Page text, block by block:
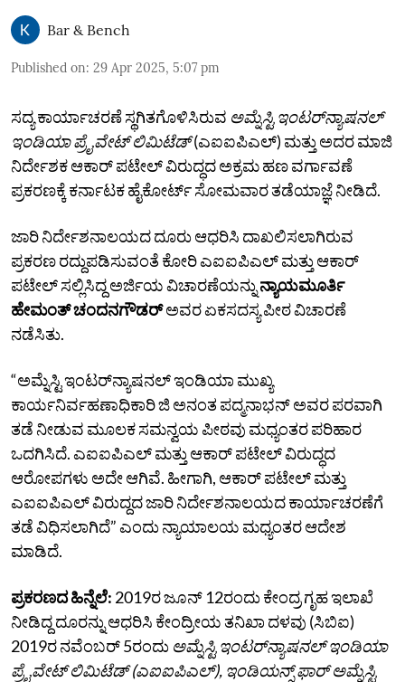
Bar & Bench
Published on: 29 Apr 2025, 5:07 pm
ಸದ್ಯ ಕಾರ್ಯಾಚರಣೆ ಸ್ಥಗಿತಗೊಳಿಸಿರುವ ಅಮ್ನೆಸ್ಟಿ ಇಂಟರ್‌ನ್ಯಾಷನಲ್‌
ಇಂಡಿಯಾ ಪ್ರೈವೇಟ್‌ ಲಿಮಿಟೆಡ್‌(ಎಐಐಪಿಎಲ್) ಮತ್ತು ಅದರ ಮಾಜಿ
ನಿರ್ದೇಶಕ ಆಕಾರ್‌ ಪಟೇಲ್‌ ವಿರುದ್ಧದ ಅಕ್ರಮ ಹಣ ವರ್ಗಾವಣೆ
ಪ್ರಕರಣಕ್ಕೆ ಕರ್ನಾಟಕ ಹೈಕೋರ್ಟ್‌ ಸೋಮವಾರ ತಡೆಯಾಜ್ಞೆ ನೀಡಿದೆ.
ಜಾರಿ ನಿರ್ದೇಶನಾಲಯದ ದೂರು ಆಧರಿಸಿ ದಾಖಲಿಸಲಾಗಿರುವ
ಪ್ರಕರಣ ರದ್ದುಪಡಿಸುವಂತೆ ಕೋರಿ ಎಐಐಪಿಎಲ್‌ ಮತ್ತು ಆಕಾರ್‌
ಪಟೇಲ್‌ ಸಲ್ಲಿಸಿದ್ದ ಅರ್ಜಿಯ ವಿಚಾರಣೆಯನ್ನುನ್ಯಾಯಮೂರ್ತಿ
ಹೇಮಂತ್‌ ಚಂದನಗೌಡರ್‌ಅವರ ಏಕಸದಸ್ಯ ಪೀಠ ವಿಚಾರಣೆ
ನಡೆಸಿತು.
“ಅಮ್ನೆಸ್ಟಿ ಇಂಟರ್‌ನ್ಯಾಷನಲ್‌ ಇಂಡಿಯಾ ಮುಖ್ಯ
ಕಾರ್ಯನಿರ್ವಹಣಾಧಿಕಾರಿ ಜಿ ಅನಂತ‌ ಪದ್ಮನಾಭನ್‌ ಅವರ ಪರವಾಗಿ
ತಡೆ ನೀಡುವ ಮೂಲಕ ಸಮನ್ವಯ ಪೀಠವು ಮಧ್ಯಂತರ ಪರಿಹಾರ
ಒದಗಿಸಿದೆ. ಎಐಐಪಿಎಲ್‌ ಮತ್ತು ಆಕಾರ್‌ ಪಟೇಲ್‌ ವಿರುದ್ಧದ
ಆರೋಪಗಳು ಅದೇ ಆಗಿವೆ. ಹೀಗಾಗಿ, ಆಕಾರ್‌ ಪಟೇಲ್‌ ಮತ್ತು
ಎಐಐಪಿಎಲ್‌ ವಿರುದ್ದದ ಜಾರಿ ನಿರ್ದೇಶನಾಲಯದ ಕಾರ್ಯಾಚರಣೆಗೆ
ತಡೆ ವಿಧಿಸಲಾಗಿದೆ” ಎಂದು ನ್ಯಾಯಾಲಯ ಮಧ್ಯಂತರ ಆದೇಶ
ಮಾಡಿದೆ.
ಪ್ರಕರಣದ ಹಿನ್ನೆಲೆ: 2019ರ ಜೂನ್‌ 12ರಂದು ಕೇಂದ್ರ ಗೃಹ ಇಲಾಖೆ
ನೀಡಿದ್ದ ದೂರನ್ನು ಆಧರಿಸಿ ಕೇಂದ್ರೀಯ ತನಿಖಾ ದಳವು (ಸಿಬಿಐ)
2019ರ ನವೆಂಬರ್‌ 5ರಂದು ಅಮ್ನೆಸ್ಟಿ ಇಂಟರ್‌ನ್ಯಾಷನಲ್‌ ಇಂಡಿಯಾ
ಪ್ರೈವೇಟ್‌ ಲಿಮಿಟೆಡ್‌ (ಎಐಐಪಿಎಲ್‌), ಇಂಡಿಯನ್ಸ್‌ ಫಾರ್‌ ಅಮ್ನೆಸ್ಟಿ